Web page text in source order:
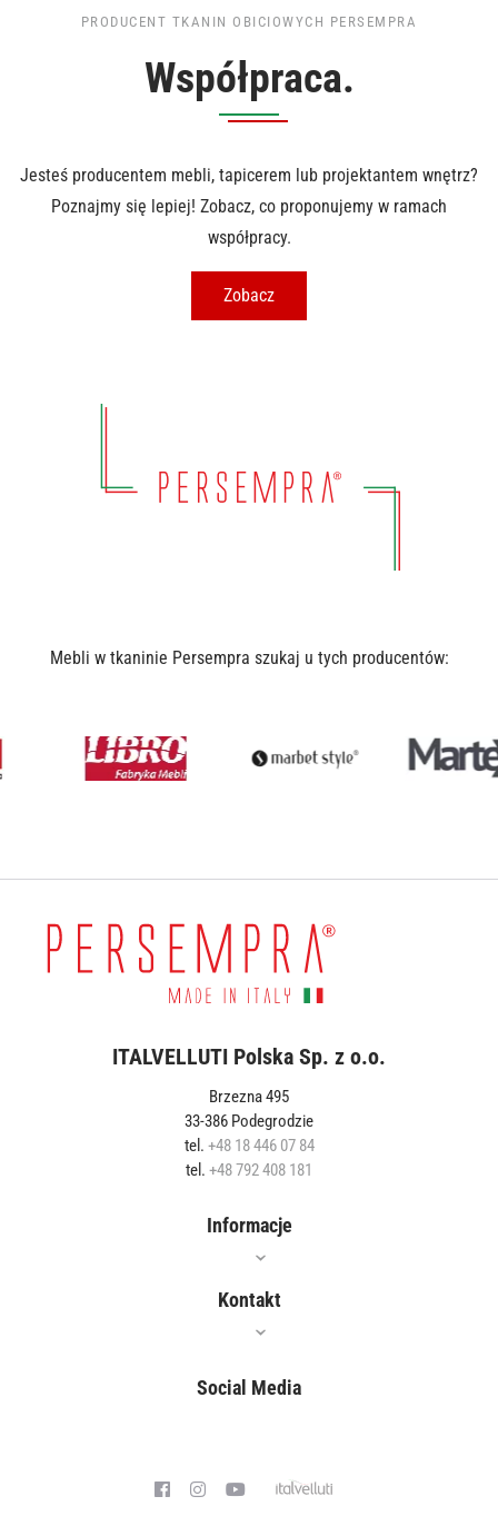
PRODUCENT TKANIN OBICIOWYCH PERSEMPRA
Współpraca.
Jesteś producentem mebli, tapicerem lub projektantem wnętrz?
Poznajmy się lepiej! Zobacz, co proponujemy w ramach
współpracy.
Zobacz
Mebli w tkaninie Persempra szukaj u tych producentów:
ITALVELLUTI Polska Sp. z o.o.
Brzezna 495
33-386 Podegrodzie
tel. +48 18 446 07 84
tel. +48 792 408 181
Informacje
Oferta
Jak czyścić?
Właściwości
Kontakt
Social Media